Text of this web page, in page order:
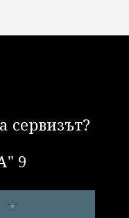
сервизът?
9